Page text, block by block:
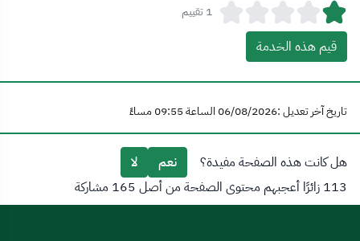
1 تقييم
قيم هذه الخدمة
تاريخ آخر تعديل :06/08/2026 الساعة 09:55 مساءً
هل كانت هذه الصفحة مفيدة؟ نعم
لا
113 زائرًا أعجبهم محتوى الصفحة من أصل 165 مشاركة